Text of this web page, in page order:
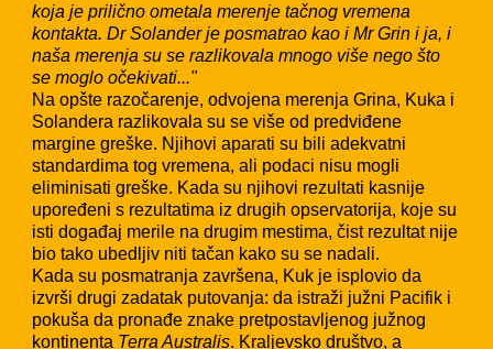
koja je prilično ometala merenje tačnog vremena
kontakta. Dr Solander je posmatrao kao i Mr Grin i ja, i
naša merenja su se razlikovala mnogo više nego što
se moglo očekivati..."
Na opšte razočarenje, odvojena merenja Grina, Kuka i
Solandera razlikovala su se više od predviđene
margine greške. Njihovi aparati su bili adekvatni
standardima tog vremena, ali podaci nisu mogli
eliminisati greške. Kada su njihovi rezultati kasnije
upoređeni s rezultatima iz drugih opservatorija, koje su
isti događaj merile na drugim mestima, čist rezultat nije
bio tako ubedljiv niti tačan kako su se nadali.
Kada su posmatranja završena, Kuk je isplovio da
izvrši drugi zadatak putovanja: da istraži južni Pacifik i
pokuša da pronađe znake pretpostavljenog južnog
kontinenta Terra Australis. Kraljevsko društvo, a